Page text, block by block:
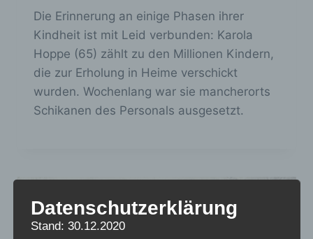
Die Erinnerung an einige Phasen ihrer
Kindheit ist mit Leid verbunden: Karola
Hoppe (65) zählt zu den Millionen Kindern,
die zur Erholung in Heime verschickt
wurden. Wochenlang war sie mancherorts
Schikanen des Personals ausgesetzt.
Datenschutzerklärung
Stand: 30.12.2020